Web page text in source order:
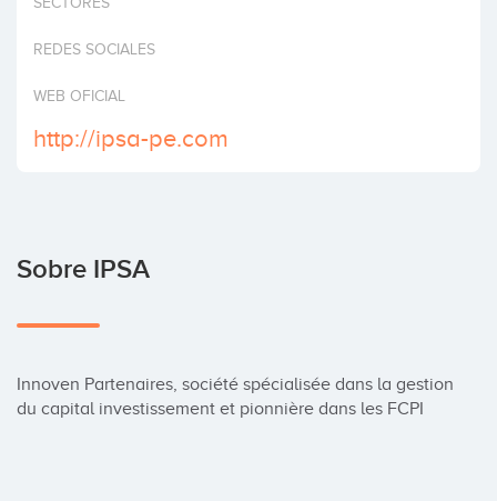
REDES SOCIALES
WEB OFICIAL
http://ipsa-pe.com
Sobre IPSA
Innoven Partenaires, société spécialisée dans la gestion
du capital investissement et pionnière dans les FCPI